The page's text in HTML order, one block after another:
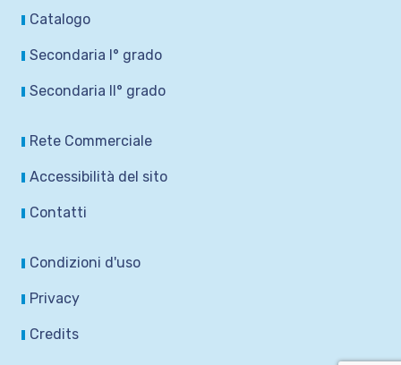
Catalogo
Secondaria I° grado
Secondaria II° grado
Rete Commerciale
Accessibilità del sito
Contatti
Condizioni d'uso
Privacy
Credits